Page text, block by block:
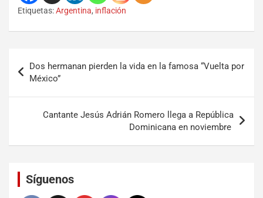
Etiquetas:Argentina, inflación
Dos hermanan pierden la vida en la famosa “Vuelta por
México”
Cantante Jesús Adrián Romero llega a República
Dominicana en noviembre
Síguenos